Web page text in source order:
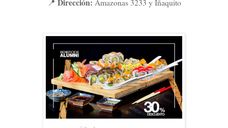
📍 Dirección: Amazonas 3233 y Iñaquito